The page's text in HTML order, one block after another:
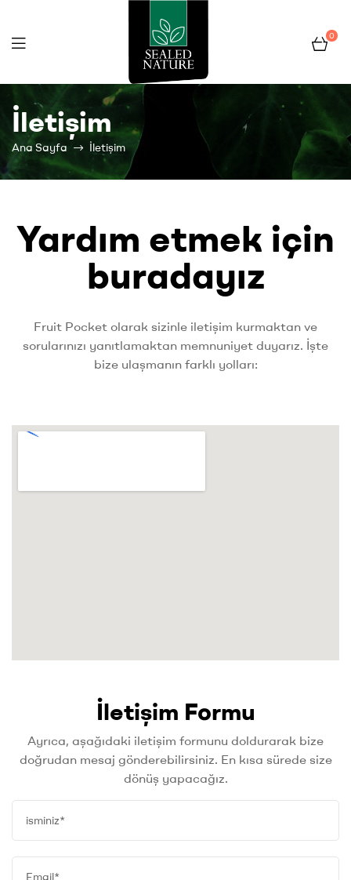
Fruit
Pocket
0
İletişim
Ana Sayfa İletişim
Yardım etmek için
buradayız
Fruit Pocket olarak sizinle iletişim kurmaktan ve
sorularınızı yanıtlamaktan memnuniyet duyarız. İşte
bize ulaşmanın farklı yolları:
İletişim Formu
Ayrıca, aşağıdaki iletişim formunu doldurarak bize
doğrudan mesaj gönderebilirsiniz. En kısa sürede size
dönüş yapacağız.